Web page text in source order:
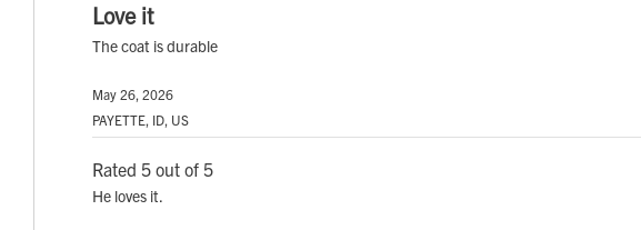
Love it
The coat is durable
May 26, 2026
PAYETTE, ID, US
Rated 5 out of 5
He loves it.